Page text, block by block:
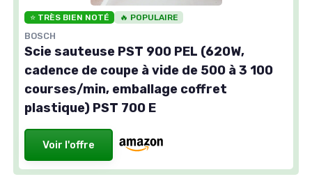
⭐ TRÈS BIEN NOTÉ 🔥 POPULAIRE
BOSCH
Scie sauteuse PST 900 PEL (620W,
cadence de coupe à vide de 500 à 3 100
courses/min, emballage coffret
plastique) PST 700 E
Voir l'offre